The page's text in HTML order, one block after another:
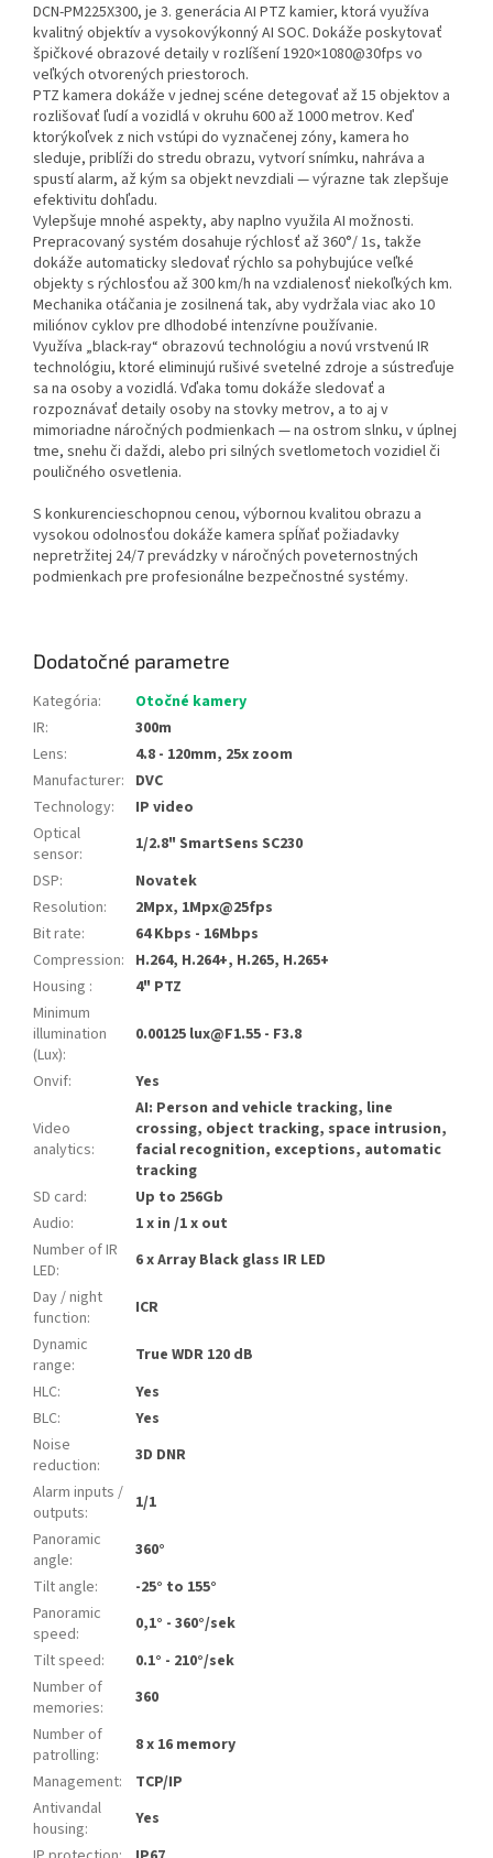
DCN-PM225X300, je 3. generácia AI PTZ kamier, ktorá využíva
kvalitný objektív a vysokovýkonný AI SOC. Dokáže poskytovať
špičkové obrazové detaily v rozlíšení 1920×1080@30fps vo
veľkých otvorených priestoroch.
PTZ kamera dokáže v jednej scéne detegovať až 15 objektov a
rozlišovať ľudí a vozidlá v okruhu 600 až 1000 metrov. Keď
ktorýkoľvek z nich vstúpi do vyznačenej zóny, kamera ho
sleduje, priblíži do stredu obrazu, vytvorí snímku, nahráva a
spustí alarm, až kým sa objekt nevzdiali — výrazne tak zlepšuje
efektivitu dohľadu.
Vylepšuje mnohé aspekty, aby naplno využila AI možnosti.
Prepracovaný systém dosahuje rýchlosť až 360°/ 1s, takže
dokáže automaticky sledovať rýchlo sa pohybujúce veľké
objekty s rýchlosťou až 300 km/h na vzdialenosť niekoľkých km.
Mechanika otáčania je zosilnená tak, aby vydržala viac ako 10
miliónov cyklov pre dlhodobé intenzívne používanie.
Využíva „black-ray“ obrazovú technológiu a novú vrstvenú IR
technológiu, ktoré eliminujú rušivé svetelné zdroje a sústreďuje
sa na osoby a vozidlá. Vďaka tomu dokáže sledovať a
rozpoznávať detaily osoby na stovky metrov, a to aj v
mimoriadne náročných podmienkach — na ostrom slnku, v úplnej
tme, snehu či daždi, alebo pri silných svetlometoch vozidiel či
pouličného osvetlenia.
S konkurencieschopnou cenou, výbornou kvalitou obrazu a
vysokou odolnosťou dokáže kamera spĺňať požiadavky
nepretržitej 24/7 prevádzky v náročných poveternostných
podmienkach pre profesionálne bezpečnostné systémy.
Dodatočné parametre
Kategória:
Otočné kamery
IR:
300m
Lens:
4.8 - 120mm, 25x zoom
Manufacturer: DVC
Technology:
IP video
Optical
sensor:
1/2.8" SmartSens SC230
DSP:
Novatek
Resolution:
2Mpx, 1Mpx@25fps
Bit rate:
64 Kbps - 16Mbps
Compression: H.264, H.264+, H.265, H.265+
Housing :
4" PTZ
Minimum
illumination
(Lux):
0.00125 lux@F1.55 - F3.8
Onvif: Yes
Video
analytics:
AI: Person and vehicle tracking, line
crossing, object tracking, space intrusion,
facial recognition, exceptions, automatic
tracking
SD card:
Up to 256Gb
Audio:
1 x in /1 x out
Number of IR
LED:
6 x Array Black glass IR LED
Day / night
function:
ICR
Dynamic
range:
True WDR 120 dB
HLC:
Yes
BLC:
Yes
Noise
reduction:
3D DNR
Alarm inputs /
outputs:
1/1
Panoramic
angle:
360°
Tilt angle:
-25° to 155°
Panoramic
speed:
0,1° - 360°/sek
Tilt speed:
0.1° - 210°/sek
Number of
memories:
360
Number of
patrolling:
8 x 16 memory
Management:
TCP/IP
Antivandal
housing:
Yes